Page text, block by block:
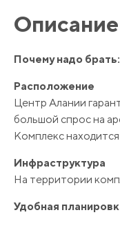
Описание
Почему надо брать:
Расположение
Центр Алании
большой спрос на
Комплекс
Инфраструктура
На территории
Удобная